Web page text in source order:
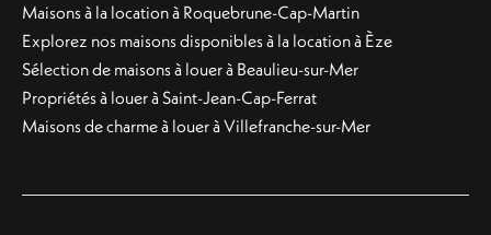
Maisons à la location à Roquebrune-Cap-Martin
Explorez nos maisons disponibles à la location à Èze
Sélection de maisons à louer à Beaulieu-sur-Mer
Propriétés à louer à Saint-Jean-Cap-Ferrat
Maisons de charme à louer à Villefranche-sur-Mer